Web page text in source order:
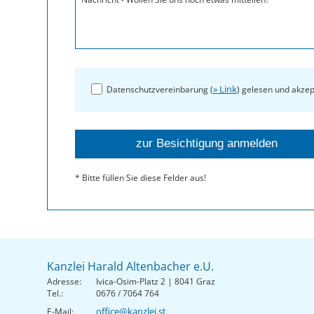
Datenschutzvereinbarung (» Link) gelesen und
* Bitte füllen Sie diese Felder aus!
Kanzlei Harald Altenbacher e.U.
Adresse:
Ivica-Osim-Platz 2 | 8041 Graz
Tel.:
0676 / 7064 764